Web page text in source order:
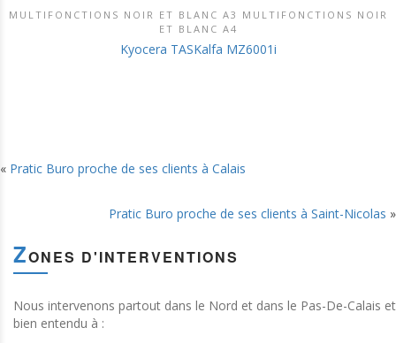
DÉCOUVRIR CE PRODUIT
MULTIFONCTIONS NOIR ET BLANC A3 MULTIFONCTIONS NOIR
ET BLANC A4
Kyocera TASKalfa MZ6001i
« Pratic Buro proche de ses clients à Calais
Pratic Buro proche de ses clients à Saint-Nicolas »
ZONES D'INTERVENTIONS
Nous intervenons partout dans le Nord et dans le Pas-De-Calais et
bien entendu à :